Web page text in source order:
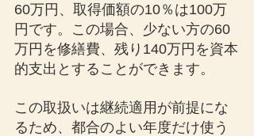
60万円、取得価額の10％は100万
円です。この場合、少ない方の60
万円を修繕費、残り140万円を資本
的支出とすることができます。
この取扱いは継続適用が前提にな
るため、都合のよい年度だけ使う